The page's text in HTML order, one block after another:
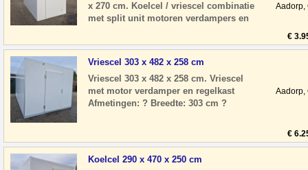
x 270 cm. Koelcel / vriescel combinatie
met split unit motoren verdampers en
Aadorp,
€
Vriescel 303 x 482 x 258 cm
Vriescel 303 x 482 x 258 cm. Vriescel
met motor verdamper en regelkast
Afmetingen: ? Breedte: 303 cm ?
Aadorp,
€
Koelcel 290 x 470 x 250 cm